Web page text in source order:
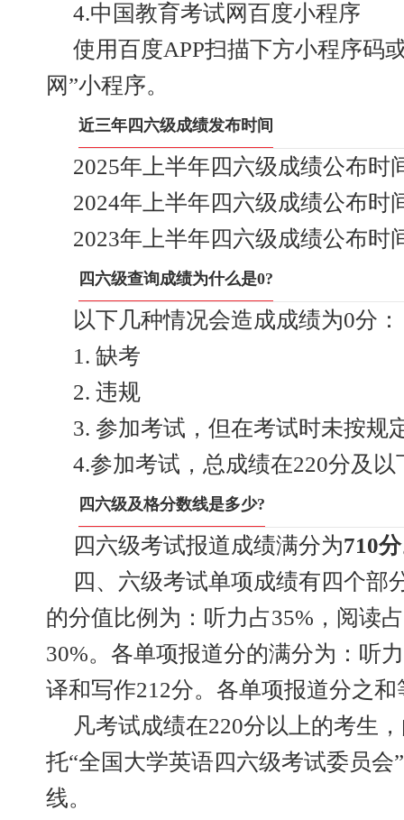
4.中国教育考试网百度小程序
使用百度APP扫描下方小程序码
网”小程序。
近三年四六级成绩发布时间
2025年上半年四六级成绩公布时
2024年上半年四六级成绩公布时
2023年上半年四六级成绩公布时
四六级查询成绩为什么是0?
以下几种情况会造成成绩为0分：
1. 缺考
2. 违规
3. 参加考试，但在考试时未按规
4.参加考试，总成绩在220分及以
四六级及格分数线是多少?
四六级考试报道成绩满分为710
四、六级考试单项成绩有四个部
的分值比例为：听力占35%，阅读
30%。各单项报道分的满分为：听
译和写作212分。各单项报道分之
凡考试成绩在220分以上的考生
托“全国大学英语四六级考试委员会
线。